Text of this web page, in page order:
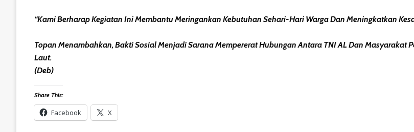
“Kami Berharap Kegiatan Ini Membantu Meringankan Kebutuhan Sehari-Hari Warga Dan Meningkatkan
Topan Menambahkan, Bakti Sosial Menjadi Sarana Mempererat Hubungan Antara TNI AL Dan Masyarakat
Laut.
(Deb)
Share This:
Facebook X